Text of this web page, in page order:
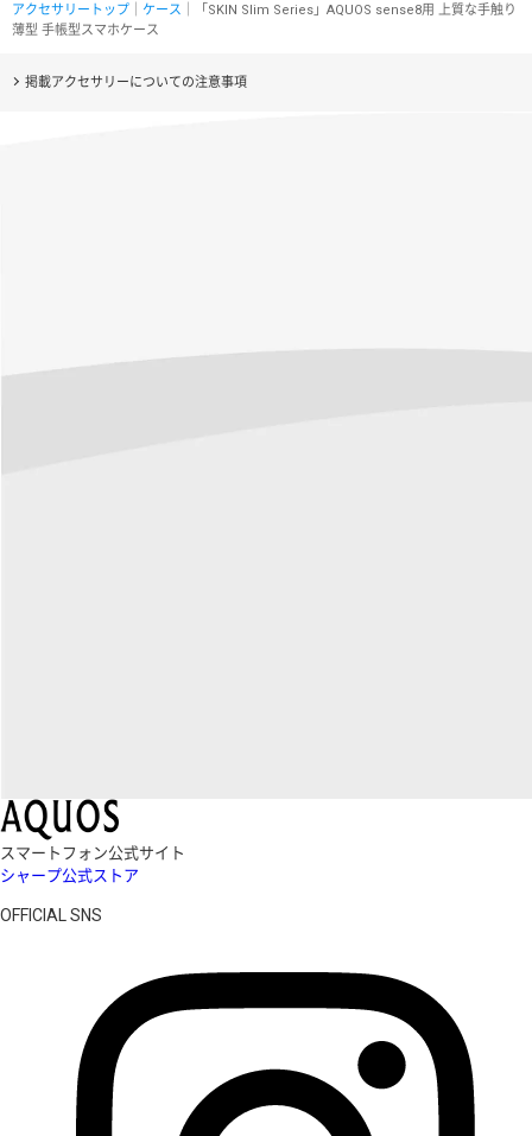
アクセサリートップ ケース ｜「SKIN Slim Series」AQUOS sense8用 上質な手触り
薄型 手帳型スマホケース
掲載アクセサリーについての注意事項
スマートフォン公式サイト
シャープ公式ストア
OFFICIAL SNS